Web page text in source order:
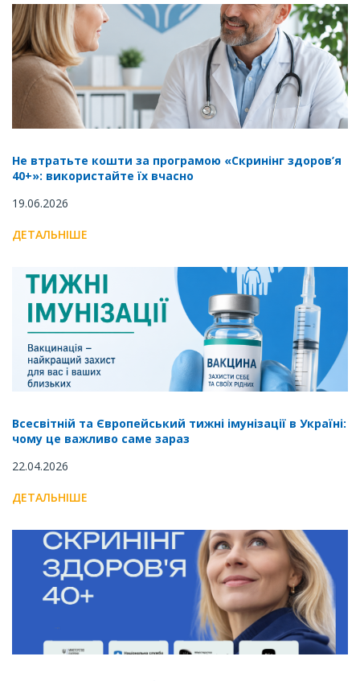
Не втратьте кошти за програмою «Скринінг здоров’я
40+»: використайте їх вчасно
19.06.2026
ДЕТАЛЬНІШЕ
Всесвітній та Європейський тижні імунізації в Україні:
чому це важливо саме зараз
22.04.2026
ДЕТАЛЬНІШЕ